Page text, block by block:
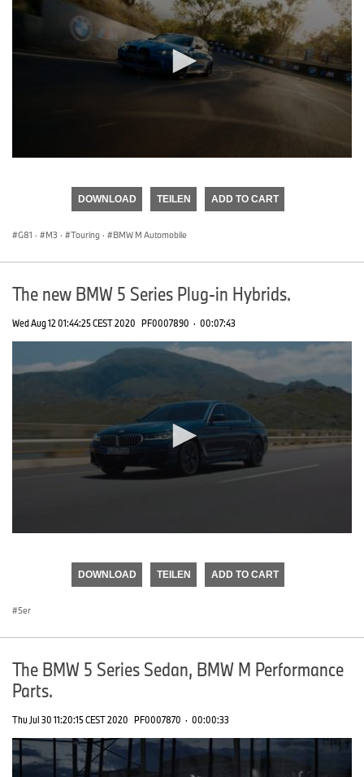
DOWNLOAD TEILEN ADD TO CART
G81 · M3 · Touring · BMW M Automobile
The new BMW 5 Series Plug-in Hybrids.
Wed Aug 12 01:44:25 CEST 2020 PF0007890 · 00:07:43
DOWNLOAD TEILEN ADD TO CART
5er
The BMW 5 Series Sedan, BMW M Performance
Parts.
Thu Jul 30 11:20:15 CEST 2020 PF0007870 · 00:00:33